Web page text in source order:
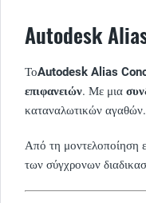
Autodesk
ΤοAutodesk Alias
επιφανειών. Με μια
καταναλωτικών αγαθών.
Από τη μοντελοποίηση
των σύγχρονων